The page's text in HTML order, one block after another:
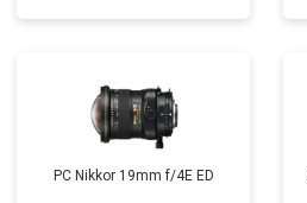
PC Nikkor 19mm f/4E ED